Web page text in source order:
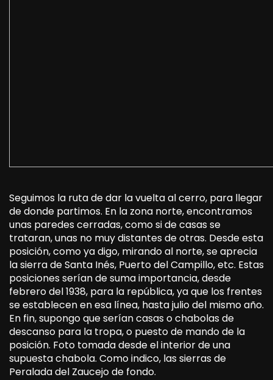
Seguimos la ruta de dar la vuelta al cerro, para llegar
de donde partimos. En la zona norte, encontramos
unas paredes cerradas, como si de casas se
trataran, unas no muy distantes de otras. Desde esta
posición, como ya digo, mirando al norte, se aprecia
la sierra de Santa Inés, Puerto del Campillo, etc. Estas
posiciones serían de suma importancia, desde
febrero del 1938, para la república, ya que los frentes
se establecen en esa línea, hasta julio del mismo año.
En fin, supongo que serían casas o chabolas de
descanso para la tropa, o puesto de mando de la
posición. Foto tomada desde el interior de una
supuesta chabola. Como indico, las sierras de
Peralada del Zaucejo de fondo.